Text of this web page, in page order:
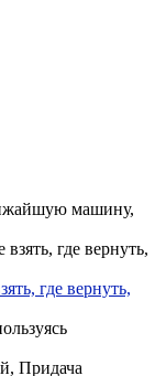
машину,
где вернуть,